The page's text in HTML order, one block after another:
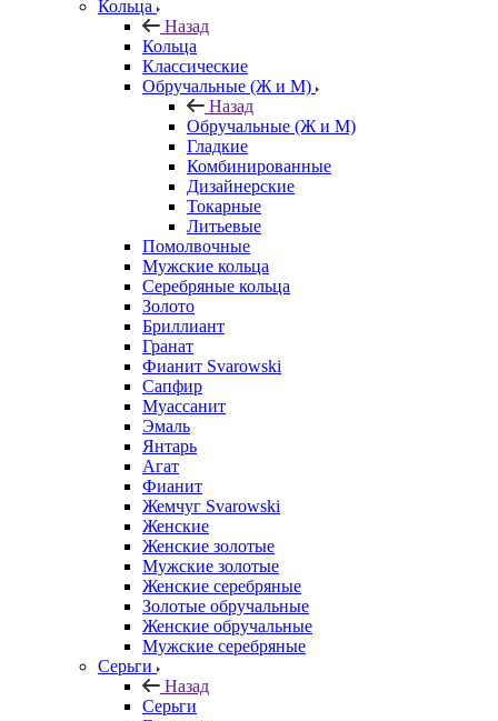
Кольца
Назад
Кольца
Классические
Обручальные (Ж и М)
Назад
Обручальные (Ж и М)
Гладкие
Комбинированные
Дизайнерские
Токарные
Литьевые
Помолвочные
Мужские кольца
Серебряные кольца
Золото
Бриллиант
Гранат
Фианит Svarowski
Сапфир
Муассанит
Эмаль
Янтарь
Агат
Фианит
Жемчуг Svarowski
Женские
Женские золотые
Мужские золотые
Женские серебряные
Золотые обручальные
Женские обручальные
Мужские серебряные
Серьги
Назад
Серьги